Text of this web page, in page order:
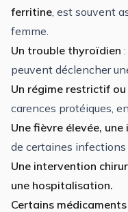
ferritine , est souvent
femme.
Un trouble thyroïdien
peuvent déclencher
Un régime restrictif
carences protéiques,
Une fièvre élevée,
de certaines infections
Une intervention
une hospitalisation.
Certains médicaments